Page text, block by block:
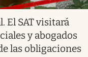
El SAT visitará
y abogados
las obligaciones